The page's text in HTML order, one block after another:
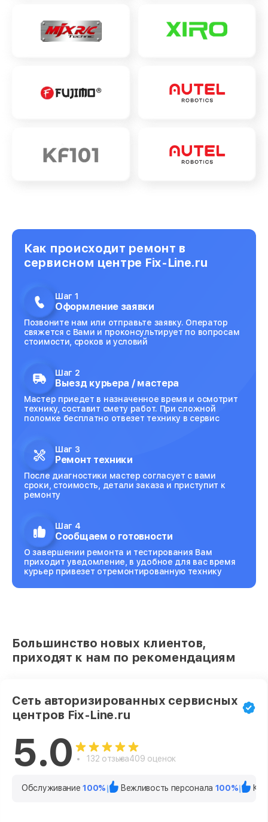
Как происходит ремонт в
сервисном центре Fix-Line.ru
Шаг 1
Оформление заявки
Позвоните нам или отправьте заявку. Оператор
свяжется с Вами и проконсультирует по вопросам
стоимости, сроков и условий
Шаг 2
Выезд курьера / мастера
Мастер приедет в назначенное время и осмотрит
технику, составит смету работ. При сложной
поломке бесплатно отвезет технику в сервис
Шаг 3
Ремонт техники
После диагностики мастер согласует с вами
сроки, стоимость, детали заказа и приступит к
ремонту
Шаг 4
Сообщаем о готовности
О завершении ремонта и тестирования Вам
приходит уведомление, в удобное для вас время
курьер привезет отремонтированную технику
Большинство новых клиентов,
приходят к нам по рекомендациям
Сеть авторизированных сервисных
центров Fix-Line.ru
5.0 132 отзыва409 оценок
Обслуживание100% Вежливость персонала 100%